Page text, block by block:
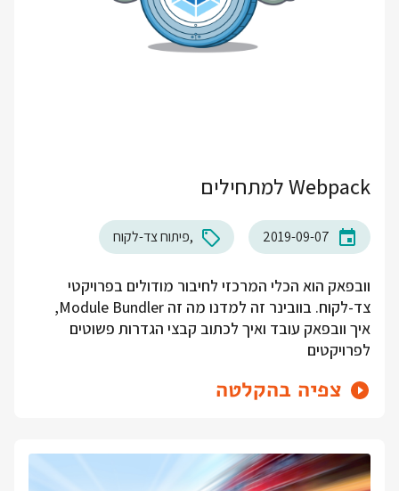
Webpack למתחילים
2019-09-07 פיתוח צד-לקוח
וובפאק הוא הכלי המרכזי לחיבור מודולים בפרויקטי
צד-לקוח. בוובינר זה למדנו מה זה Module Bundler,
איך וובפאק עובד ואיך לכתוב קבצי הגדרות פשוטים
לפרויקטים
צפיה בהקלטה